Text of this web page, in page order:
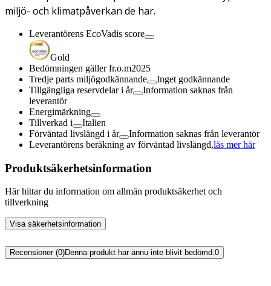
miljö- och klimatpåverkan de har.
Leverantörens EcoVadis score
Gold
Bedömningen gäller fr.o.m2025
Tredje parts miljögodkännande
Inget godkännande
Tillgängliga reservdelar i år
Information saknas från
leverantör
Energimärkning
Tillverkad i
Italien
Förväntad livslängd i år
Information saknas från leverantör
Leverantörens beräkning av förväntad livslängd,läs mer här
Produktsäkerhetsinformation
Här hittar du information om allmän produktsäkerhet och
tillverkning
Visa säkerhetsinformation
Recensioner (0)Denna produkt har ännu inte blivit bedömd.0